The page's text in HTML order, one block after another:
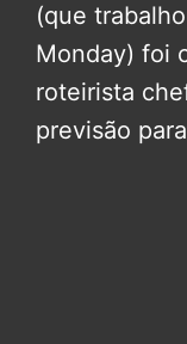
(que
Monday) foi
roteirista
previsão